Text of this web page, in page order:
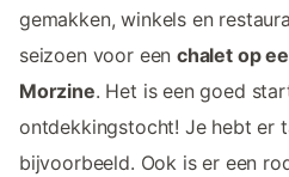
gemakken, winkels en
seizoen voor eenchalet op
Morzine. Het is een goed
ontdekkingstocht! Je hebt er
bijvoorbeeld. Ook is er een